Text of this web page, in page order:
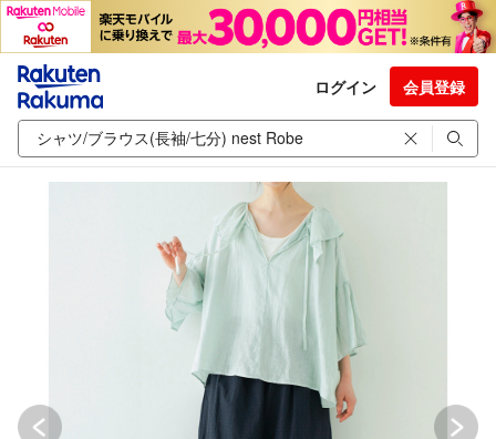
ログイン 会員登録